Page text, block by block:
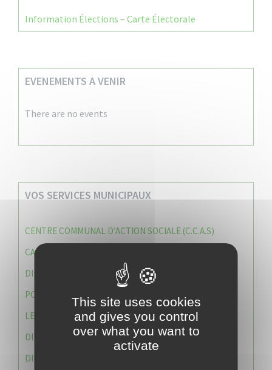
Information Élections – Carte Électorale
EVENEMENTS A VENIR
There are no events
VOS SERVICES MUNICIPAUX
CENTRE COMMUNAL D’ACTION SOCIALE (C.C.A.S)
CAISSE DES ÉCOLES
DIRECTION DES SERVICES TECHNIQUES
POLICE MUNICIPALE
LE CABINET DU MAIRE
DIRECTION DES RESSOURCES ET MOYENS
DIRECTION DU DEVELLOPPEMENT URBAIN DURABL
This site uses cookies
and gives you control
over what you want to
activate